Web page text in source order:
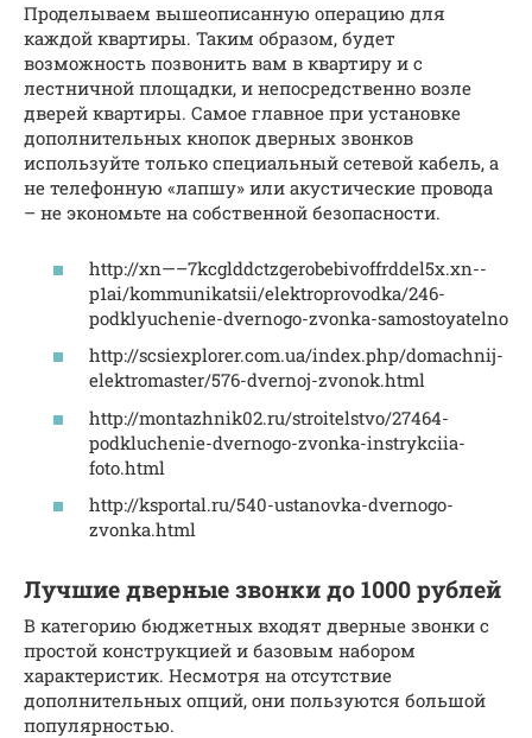
Проделываем вышеописанную операцию для
каждой квартиры. Таким образом, будет
возможность позвонить вам в квартиру и с
лестничной площадки, и непосредственно возле
дверей квартиры. Самое главное при установке
дополнительных кнопок дверных звонков
используйте только специальный сетевой кабель, а
не телефонную «лапшу» или акустические провода
– не экономьте на собственной безопасности.
http://xn—–7kcglddctzgerobebivoffrddel5x.xn--
p1ai/kommunikatsii/elektroprovodka/246-
podklyuchenie-dvernogo-zvonka-samostoyatelno
http://scsiexplorer.com.ua/index.php/domachnij-
elektromaster/576-dvernoj-zvonok.html
http://montazhnik02.ru/stroitelstvo/27464-
podkluchenie-dvernogo-zvonka-instrykciia-
foto.html
http://ksportal.ru/540-ustanovka-dvernogo-
zvonka.html
Лучшие дверные звонки до 1000 рублей
В категорию бюджетных входят дверные звонки с
простой конструкцией и базовым набором
характеристик. Несмотря на отсутствие
дополнительных опций, они пользуются большой
популярностью.